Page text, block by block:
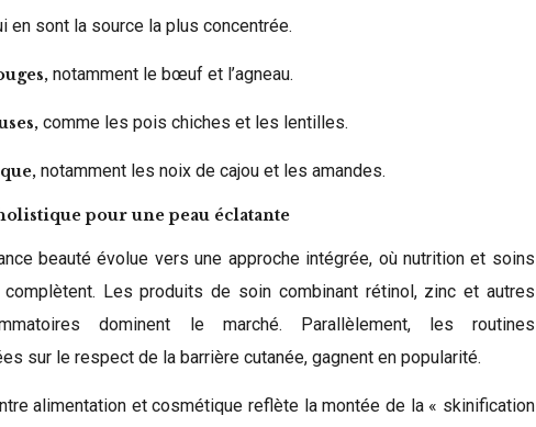
en sont la source la plus concentrée.
notamment le bœuf et l’agneau.
comme les pois chiches et les lentilles.
notamment les noix de cajou et les amandes.
pour une peau éclatante
beauté évolue vers une approche intégrée, où nutrition et soins
Les produits de soin combinant rétinol, zinc et autres
dominent le marché. Parallèlement, les routines
sur le respect de la barrière cutanée, gagnent en popularité.
alimentation et cosmétique reflète la montée de la « skinification